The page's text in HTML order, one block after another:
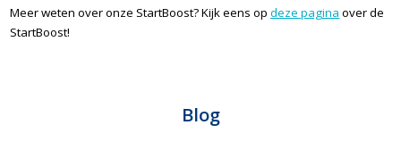
Meer weten over onze StartBoost? Kijk eens opdeze pagina over de
StartBoost!
Blog